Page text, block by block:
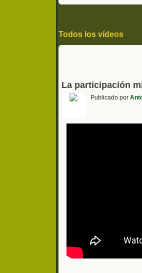
Todos los vídeos
La participación
Publicado por